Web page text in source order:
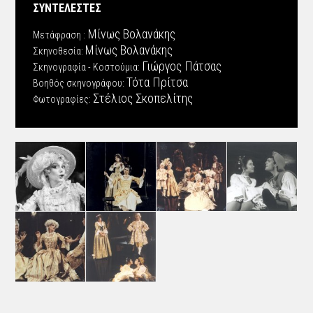
ΣΥΝΤΕΛΕΣΤΕΣ
Μετάφραση : Μίνως Βολανάκης
Σκηνοθεσία: Μίνως Βολανάκης
Σκηνογραφία - Κοστούμια: Γιώργος Πάτσας
Βοηθός σκηνογράφου: Τότα Πρίτσα
Φωτογραφίες: Στέλιος Σκοπελίτης